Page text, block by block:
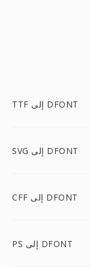
TTF إلى DFONT
SVG إلى DFONT
CFF إلى DFONT
PS إلى DFONT